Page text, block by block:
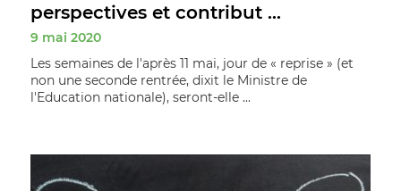
perspectives et contribut ...
9 mai 2020
Les semaines de l'après 11 mai, jour de « reprise » (et
non une seconde rentrée, dixit le Ministre de
l'Education nationale), seront-elle ...